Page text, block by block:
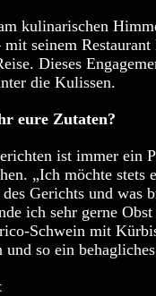
kulinarischen
seinem
Dieses
die Kulissen.
eure Zutaten?
ist immer ein
„Ich möchte stets
Gerichts und was
ich sehr gerne
Schwein mit
so ein